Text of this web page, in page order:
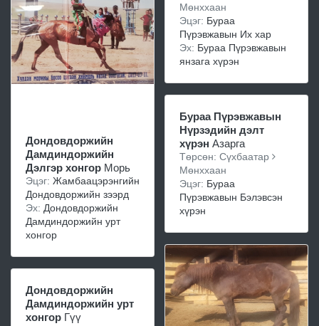
Дондовдоржийн
Дамдиндоржийн
Дэлгэр хонгор Морь
Эцэг: Жамбаацэрэнгийн
Дондовдоржийн зээрд
Эх: Дондовдоржийн
Дамдиндоржийн урт
хонгор
Дондовдоржийн
Дамдиндоржийн урт
хонгор Гүү
Мөнххаан
Эцэг: Бураа
Пүрэвжавын Их хар
Эх: Бураа Пүрэвжавын
янзага хүрэн
Бураа Пүрэвжавын
Нүрзэдийн дэлт
хүрэн Азарга
Төрсөн: Сүхбаатар
Мөнххаан
Эцэг: Бураа
Пүрэвжавын Бэлэвсэн
хүрэн